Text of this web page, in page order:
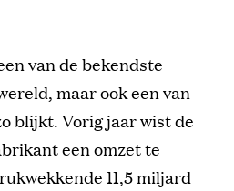
van de bekendste
maar ook een van
blijkt. Vorig jaar wist de
een omzet te
11,5 miljard